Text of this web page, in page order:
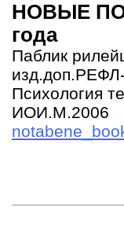
НОВЫЕ
года
Паблик
Психология
ИОИ.М.2006